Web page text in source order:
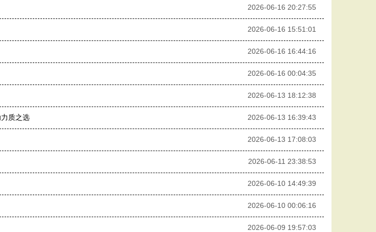
2026-06-16 20:27:55
2026-06-16 15:51:01
2026-06-16 16:44:16
2026-06-16 00:04:35
2026-06-13 18:12:38
质之选 2026-06-13 16:39:43
2026-06-13 17:08:03
2026-06-11 23:38:53
2026-06-10 14:49:39
2026-06-10 00:06:16
2026-06-09 19:57:03